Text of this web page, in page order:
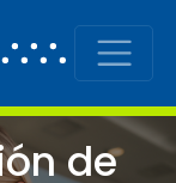
de